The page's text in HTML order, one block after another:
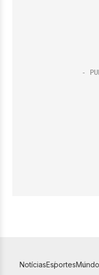
NotíciasEsportes